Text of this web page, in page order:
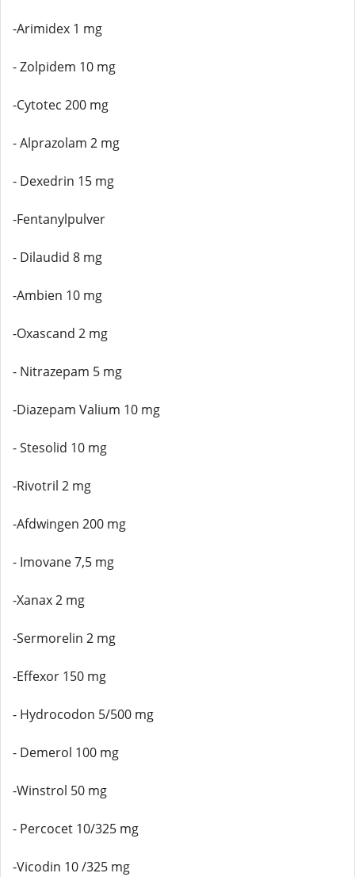
-Arimidex 1 mg
- Zolpidem 10 mg
-Cytotec 200 mg
- Alprazolam 2 mg
- Dexedrin 15 mg
-Fentanylpulver
- Dilaudid 8 mg
-Ambien 10 mg
-Oxascand 2 mg
- Nitrazepam 5 mg
-Diazepam Valium 10 mg
- Stesolid 10 mg
-Rivotril 2 mg
-Afdwingen 200 mg
- Imovane 7,5 mg
-Xanax 2 mg
-Sermorelin 2 mg
-Effexor 150 mg
- Hydrocodon 5/500 mg
- Demerol 100 mg
-Winstrol 50 mg
- Percocet 10/325 mg
-Vicodin 10 /325 mg